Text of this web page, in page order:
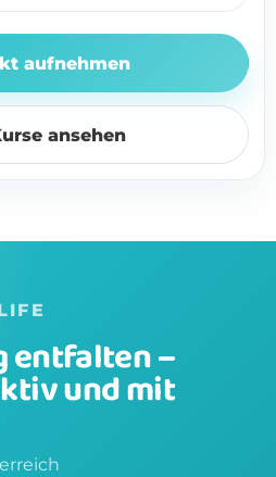
aufnehmen
ansehen
entfalten –
und mit